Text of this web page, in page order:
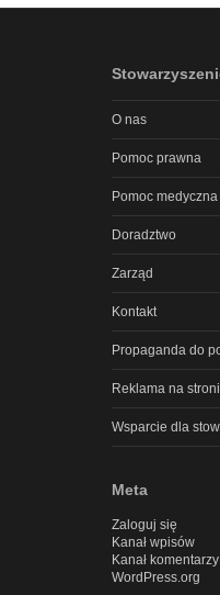
O nas
Pomoc prawna
Pomoc medyczna
Doradztwo
Zarząd
Kontakt
Propaganda do
Reklama na
Wsparcie dla
Meta
Zaloguj się
Kanał wpisów
Kanał komentarzy
WordPress.org